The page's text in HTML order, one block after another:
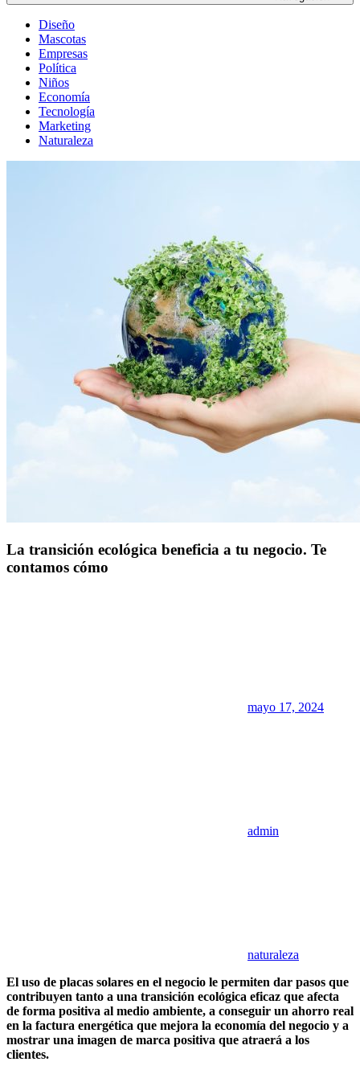
Diseño
Mascotas
Empresas
Política
Niños
Economía
Tecnología
Marketing
Naturaleza
La transición ecológica beneficia a tu negocio. Te
contamos cómo
mayo 17, 2024
admin
naturaleza
El uso de placas solares en el negocio le permiten dar pasos que
contribuyen tanto a una transición ecológica eficaz que afecta
de forma positiva al medio ambiente, a conseguir un ahorro real
en la factura energética que mejora la economía del negocio y a
mostrar una imagen de marca positiva que atraerá a los
clientes.